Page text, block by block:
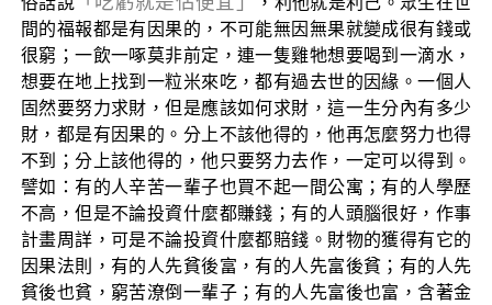
間的福報都是有因果的，不可能無因無果就變成很有錢或
很窮；一飲一啄莫非前定，連一隻雞牠想要喝到一滴水，
想要在地上找到一粒米來吃，都有過去世的因緣。一個人
固然要努力求財，但是應該如何求財，這一生分內有多少
財，都是有因果的。分上不該他得的，他再怎麼努力也得
不到；分上該他得的，他只要努力去作，一定可以得到。
譬如：有的人辛苦一輩子也買不起一間公寓；有的人學歷
不高，但是不論投資什麼都賺錢；有的人頭腦很好，作事
計畫周詳，可是不論投資什麼都賠錢。財物的獲得有它的
因果法則，有的人先貧後富，有的人先富後貧；有的人先
貧後也貧，窮苦潦倒一輩子；有的人先富後也富，含著金